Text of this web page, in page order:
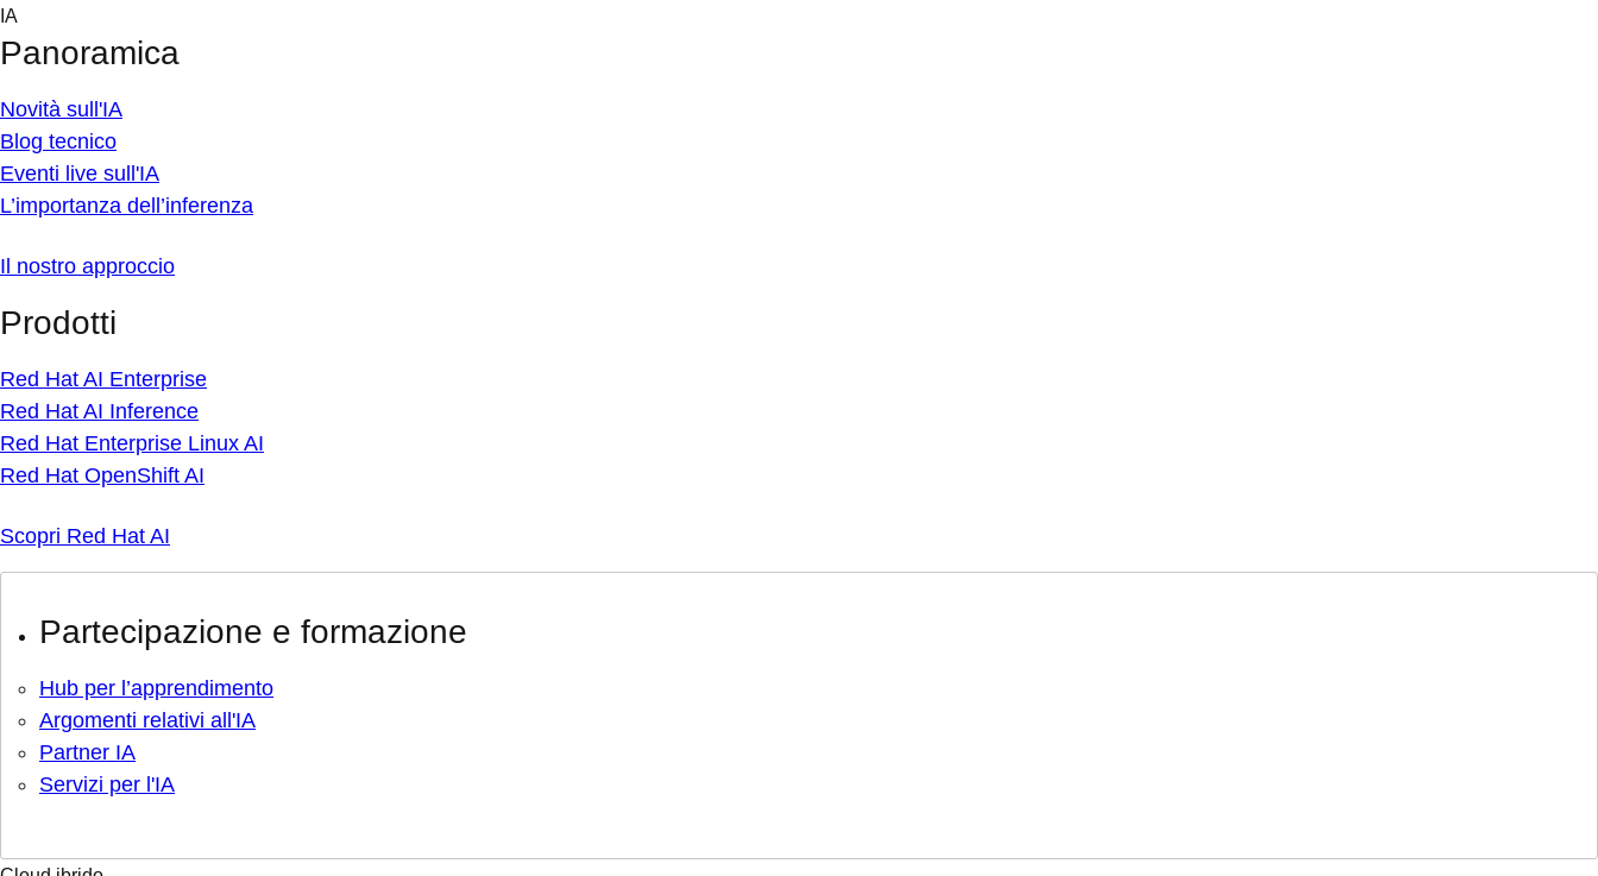
Skip
content
IA
Panoramica
Novità sull'IA
Blog tecnico
Eventi live sull'IA
L’importanza dell’inferenza
Il nostro approccio
Prodotti
Red Hat AI Enterprise
Red Hat AI Inference
Red Hat Enterprise Linux AI
Red Hat OpenShift AI
Scopri Red Hat AI
Partecipazione e formazione
Hub per l’apprendimento
Argomenti relativi all'IA
Partner IA
Servizi per l'IA